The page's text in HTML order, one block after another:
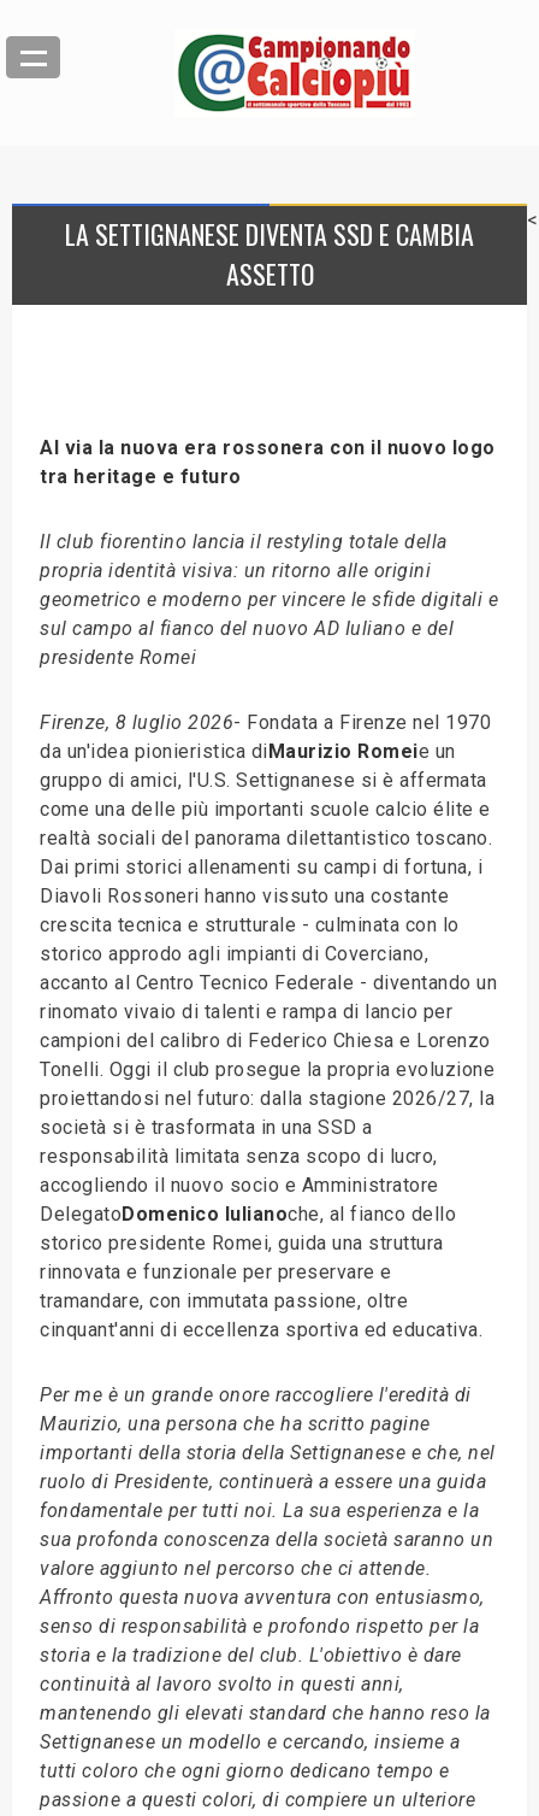
LA SETTIGNANESE DIVENTA SSD E CAMBIA
ASSETTO
Al via la nuova era rossonera con il nuovo logo
tra heritage e futuro
Il club fiorentino lancia il restyling totale della
propria identità visiva: un ritorno alle origini
geometrico e moderno per vincere le sfide digitali e
sul campo al fianco del nuovo AD Iuliano e del
presidente Romei
Firenze, 8 luglio 2026- Fondata a Firenze nel 1970
da un'idea pionieristica diMaurizio Romeie un
gruppo di amici, l'U.S. Settignanese si è affermata
come una delle più importanti scuole calcio élite e
realtà sociali del panorama dilettantistico toscano.
Dai primi storici allenamenti su campi di fortuna, i
Diavoli Rossoneri hanno vissuto una costante
crescita tecnica e strutturale - culminata con lo
storico approdo agli impianti di Coverciano,
accanto al Centro Tecnico Federale - diventando un
rinomato vivaio di talenti e rampa di lancio per
campioni del calibro di Federico Chiesa e Lorenzo
Tonelli. Oggi il club prosegue la propria evoluzione
proiettandosi nel futuro: dalla stagione 2026/27, la
società si è trasformata in una SSD a
responsabilità limitata senza scopo di lucro,
accogliendo il nuovo socio e Amministratore
DelegatoDomenico Iulianoche, al fianco dello
storico presidente Romei, guida una struttura
rinnovata e funzionale per preservare e
tramandare, con immutata passione, oltre
cinquant'anni di eccellenza sportiva ed educativa.
Per me è un grande onore raccogliere l'eredità di
Maurizio, una persona che ha scritto pagine
importanti della storia della Settignanese e che, nel
ruolo di Presidente, continuerà a essere una guida
fondamentale per tutti noi. La sua esperienza e la
sua profonda conoscenza della società saranno un
valore aggiunto nel percorso che ci attende.
Affronto questa nuova avventura con entusiasmo,
senso di responsabilità e profondo rispetto per la
storia e la tradizione del club. L'obiettivo è dare
continuità al lavoro svolto in questi anni,
mantenendo gli elevati standard che hanno reso la
Settignanese un modello e cercando, insieme a
tutti coloro che ogni giorno dedicano tempo e
passione a questi colori, di compiere un ulteriore
<